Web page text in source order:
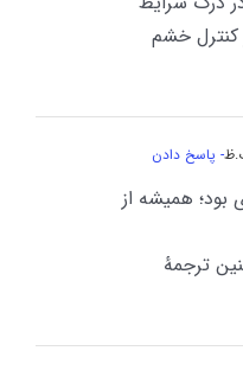
کنترل خشم
- پاسخ دادن
بود؛ همیشه از
ترجمهٔ